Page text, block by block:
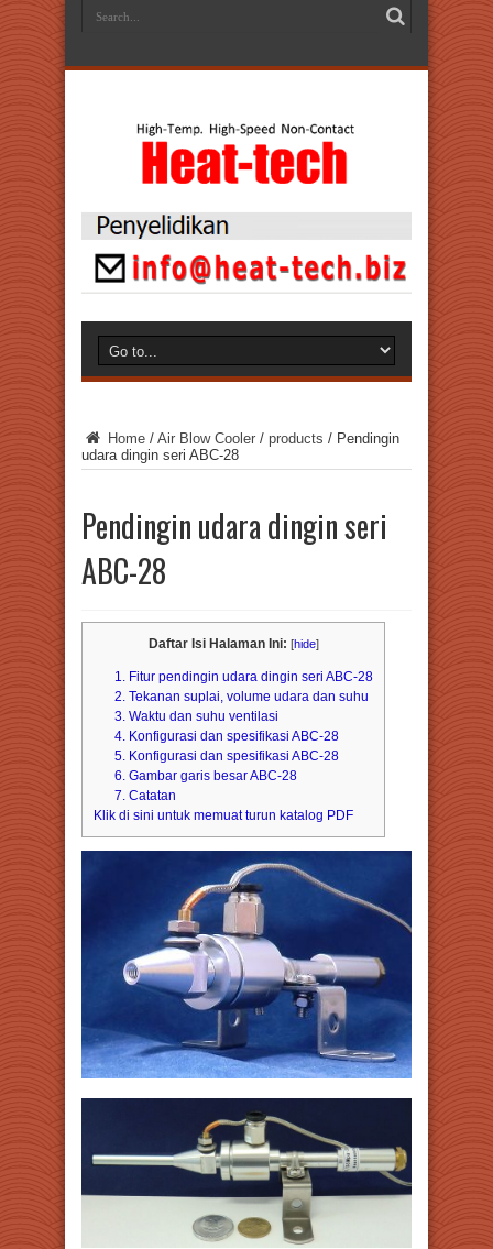
Home / Air Blow Cooler / products / Pendingin
udara dingin seri ABC-28
Pendingin udara dingin seri
ABC-28
Daftar Isi Halaman Ini: [hide]
1. Fitur pendingin udara dingin seri ABC-28
2. Tekanan suplai, volume udara dan suhu
3. Waktu dan suhu ventilasi
4. Konfigurasi dan spesifikasi ABC-28
5. Konfigurasi dan spesifikasi ABC-28
6. Gambar garis besar ABC-28
7. Catatan
Klik di sini untuk memuat turun katalog PDF